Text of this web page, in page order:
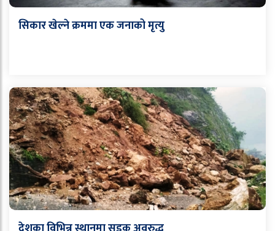
सिकार खेल्ने क्रममा एक जनाको मृत्यु